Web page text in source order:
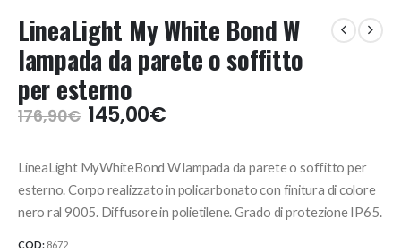
LineaLight My White Bond W
lampada da parete o soffitto
per esterno
176,90€ Il
prezzo
era:
176,90€.
145,00€Il
prezzo
è:
145,00€.
LineaLight MyWhiteBond W lampada da parete o soffitto per
esterno. Corpo realizzato in policarbonato con finitura di colore
nero ral 9005. Diffusore in polietilene. Grado di protezione IP65.
COD: 8672